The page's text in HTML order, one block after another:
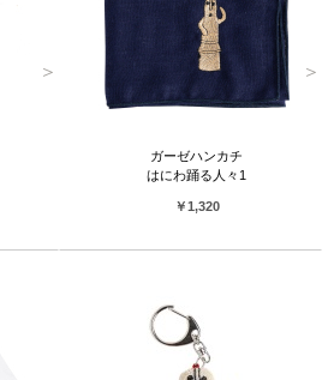
ガーゼハンカチ
はにわ踊る人々1
￥1,320